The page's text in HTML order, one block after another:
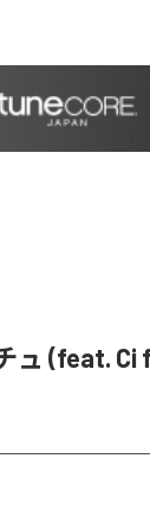
ュ (feat. Ci